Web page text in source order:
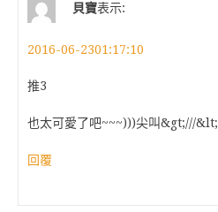
貝寶表示:
2016-06-2301:17:10
推3
也太可愛了吧~~~)))尖叫&gt;///&lt;
回覆